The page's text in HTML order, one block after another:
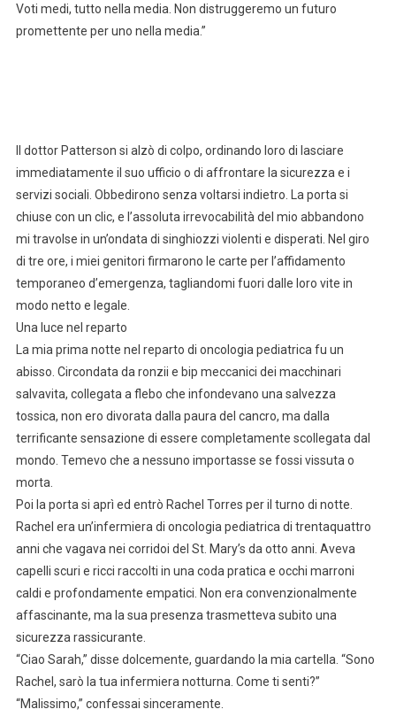
Voti medi, tutto nella media. Non distruggeremo un futuro
promettente per uno nella media.”
Il dottor Patterson si alzò di colpo, ordinando loro di lasciare
immediatamente il suo ufficio o di affrontare la sicurezza e i
servizi sociali. Obbedirono senza voltarsi indietro. La porta si
chiuse con un clic, e l’assoluta irrevocabilità del mio abbandono
mi travolse in un’ondata di singhiozzi violenti e disperati. Nel giro
di tre ore, i miei genitori firmarono le carte per l’affidamento
temporaneo d’emergenza, tagliandomi fuori dalle loro vite in
modo netto e legale.
Una luce nel reparto
La mia prima notte nel reparto di oncologia pediatrica fu un
abisso. Circondata da ronzii e bip meccanici dei macchinari
salvavita, collegata a flebo che infondevano una salvezza
tossica, non ero divorata dalla paura del cancro, ma dalla
terrificante sensazione di essere completamente scollegata dal
mondo. Temevo che a nessuno importasse se fossi vissuta o
morta.
Poi la porta si aprì ed entrò Rachel Torres per il turno di notte.
Rachel era un’infermiera di oncologia pediatrica di trentaquattro
anni che vagava nei corridoi del St. Mary’s da otto anni. Aveva
capelli scuri e ricci raccolti in una coda pratica e occhi marroni
caldi e profondamente empatici. Non era convenzionalmente
affascinante, ma la sua presenza trasmetteva subito una
sicurezza rassicurante.
“Ciao Sarah,” disse dolcemente, guardando la mia cartella. “Sono
Rachel, sarò la tua infermiera notturna. Come ti senti?”
“Malissimo,” confessai sinceramente.